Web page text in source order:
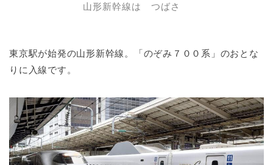
山形新幹線は つばさ
東京駅が始発の山形新幹線。「のぞみ７００系」のおとな
りに入線です。